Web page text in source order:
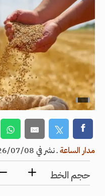
مدار الساعةـنشر في 2026/07/08 الساعة 10:56
حجم الخط